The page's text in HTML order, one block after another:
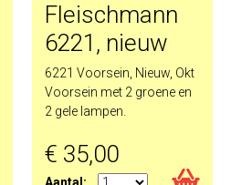
Fleischmann
6221, nieuw
6221 Voorsein, Nieuw, Okt
Voorsein met 2 groene en
2 gele lampen.
€ 35,00